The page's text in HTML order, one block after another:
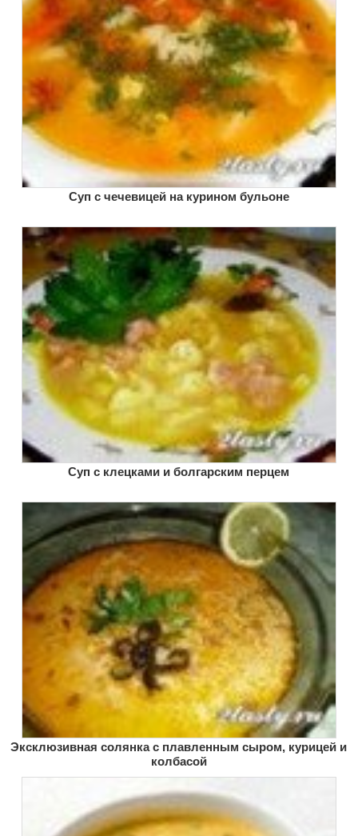
Суп с чечевицей на курином бульоне
Суп с клецками и болгарским перцем
Эксклюзивная солянка с плавленным сыром, курицей и
колбасой